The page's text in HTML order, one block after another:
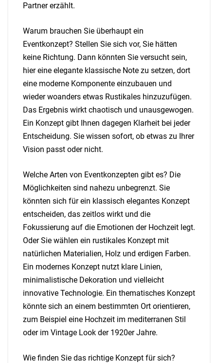
Partner erzählt.
Warum brauchen Sie überhaupt ein
Eventkonzept? Stellen Sie sich vor, Sie hätten
keine Richtung. Dann könnten Sie versucht sein,
hier eine elegante klassische Note zu setzen, dort
eine moderne Komponente einzubauen und
wieder woanders etwas Rustikales hinzuzufügen.
Das Ergebnis wirkt chaotisch und unausgewogen.
Ein Konzept gibt Ihnen dagegen Klarheit bei jeder
Entscheidung. Sie wissen sofort, ob etwas zu Ihrer
Vision passt oder nicht.
Welche Arten von Eventkonzepten gibt es? Die
Möglichkeiten sind nahezu unbegrenzt. Sie
könnten sich für ein klassisch elegantes Konzept
entscheiden, das zeitlos wirkt und die
Fokussierung auf die Emotionen der Hochzeit legt.
Oder Sie wählen ein rustikales Konzept mit
natürlichen Materialien, Holz und erdigen Farben.
Ein modernes Konzept nutzt klare Linien,
minimalistische Dekoration und vielleicht
innovative Technologie. Ein thematisches Konzept
könnte sich an einem bestimmten Ort orientieren,
zum Beispiel eine Hochzeit im mediterranen Stil
oder im Vintage Look der 1920er Jahre.
Wie finden Sie das richtige Konzept für sich?